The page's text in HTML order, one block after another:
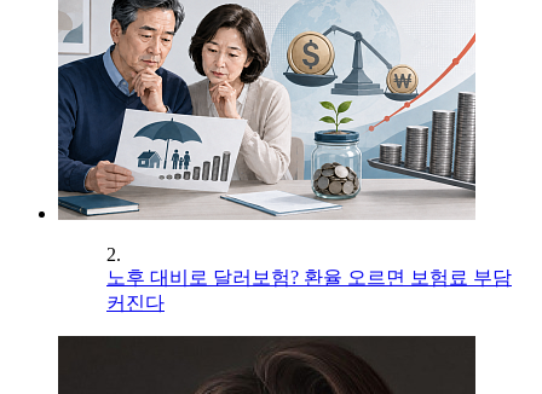
2.
노후 대비로 달러보험? 환율 오르면 보험료 부담
커진다